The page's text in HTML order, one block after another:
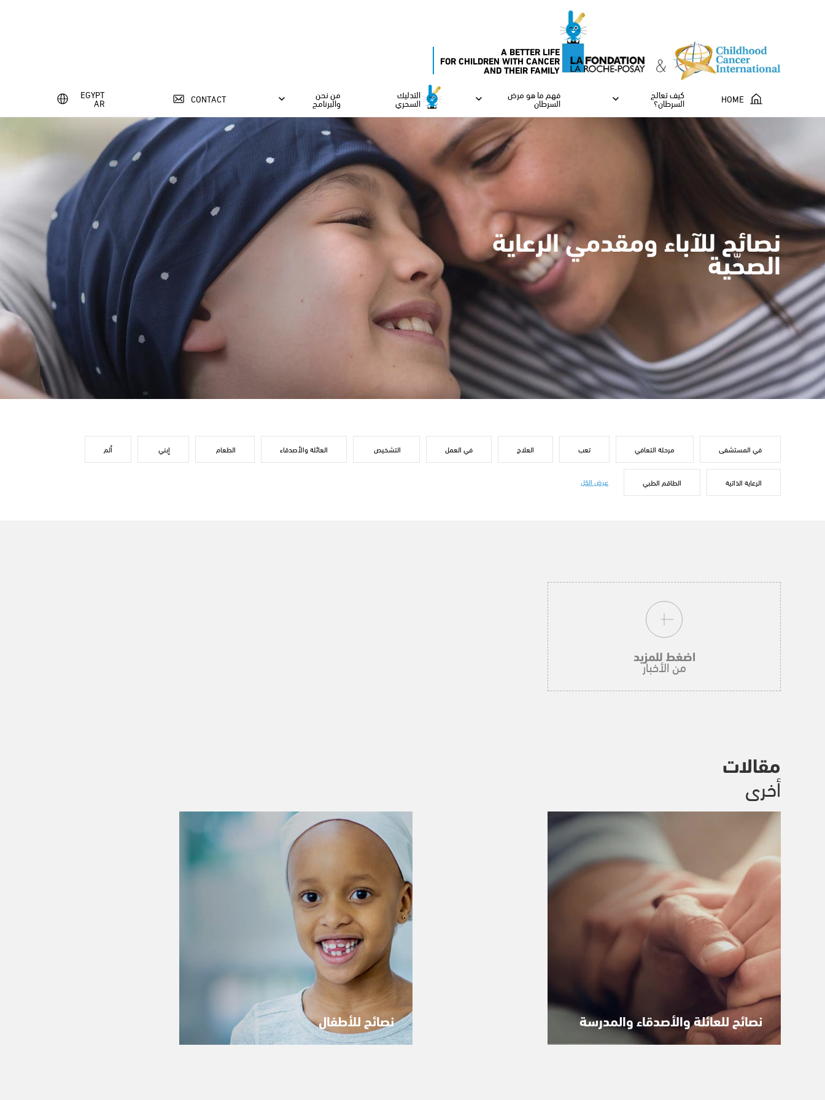
A BETTER LIFE
FOR CHILDREN WITH CANCER
AND THEIR FAMILY
HOME كيف تعالج
السرطان؟
فهم ما هو مرض
السرطان
التدليك
السحري
من نحن
والبرنامج CONTACT
EGYPT
AR
نصائح للآباء ومقدمي الرعاية
الصحّية
في المستشفى مرحلة التعافي تعب العلاج في العمل التشخيص العائلة والأصدقاء الطعام إبني ألم
الرعاية الذاتية الطاقم الطبي عرض الكل
اضغط للمزيد
من الأخبار
مقالات
أخرى
نصائح للعائلة والأصدقاء والمدرسة نصائح للأطفال